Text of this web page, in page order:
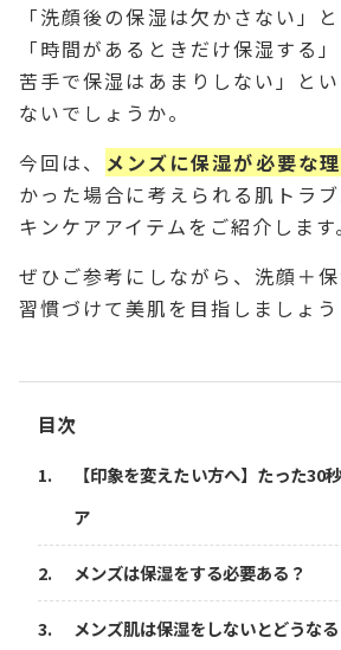
「洗顔後の保湿は欠かさない」
「時間があるときだけ保湿する
苦手で保湿はあまりしない」と
ないでしょうか。
今回は、
メンズに保湿が必要な
かった場合に考えられる肌トラ
キンケアアイテムをご紹介します。
ぜひご参考にしながら、洗顔＋
習慣づけて美肌を目指しましょう
目次
【印象を変えたい方へ】たった30
ア
メンズは保湿をする必要ある？
メンズ肌は保湿をしないとどうなる